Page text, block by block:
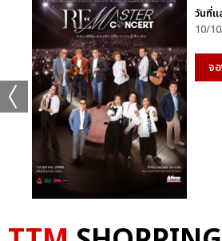
วันที่แ
10/
จ